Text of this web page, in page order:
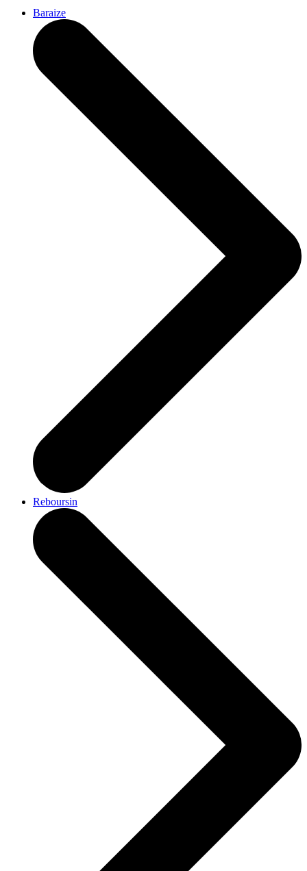
Baraize
Reboursin